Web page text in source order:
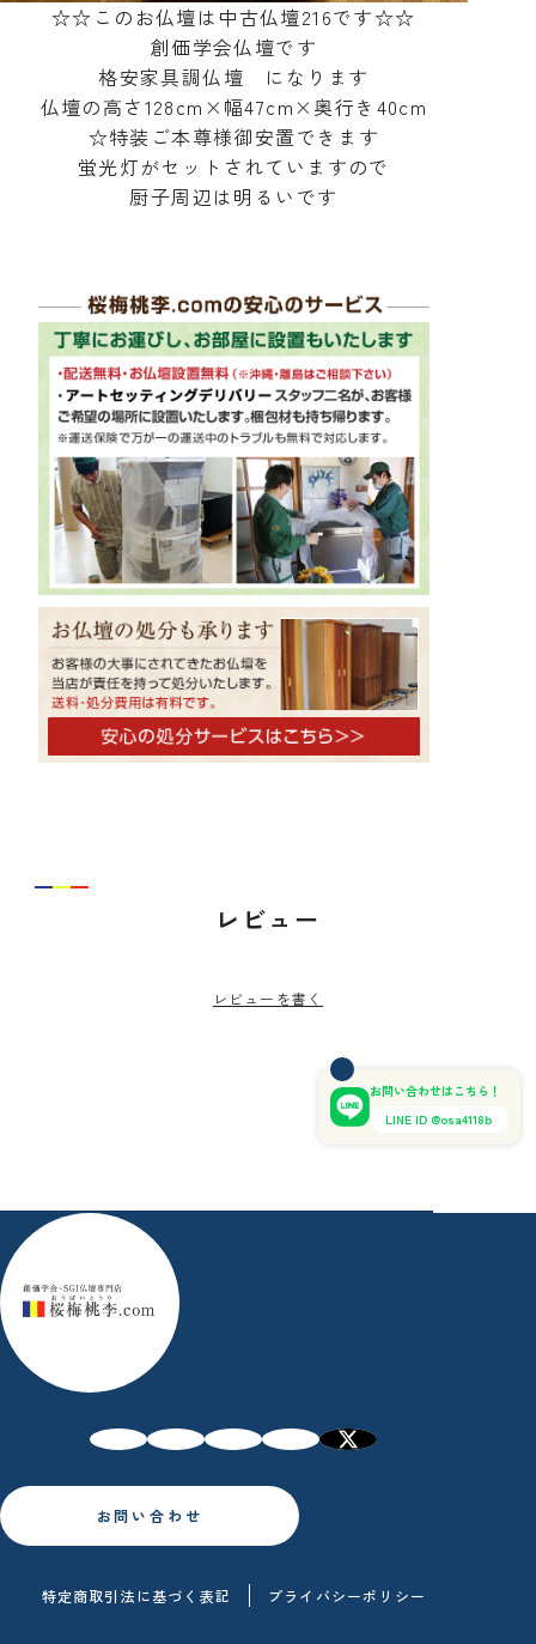
☆☆このお仏壇は中古仏壇216です☆☆
創価学会仏壇です
格安家具調仏壇 になります
仏壇の高さ128cm×幅47cm×奥行き40cm
☆特装ご本尊様御安置できます
蛍光灯がセットされていますので
厨子周辺は明るいです
レビュー
レビューを書く
お問い合わせはこちら！
LINE ID @osa4118b
お問い合わせ
特定商取引法に基づく表記 プライバシーポリシー